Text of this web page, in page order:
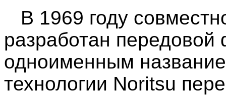
В 1969 году
разработан передовой
одноименным
технологии Noritsu